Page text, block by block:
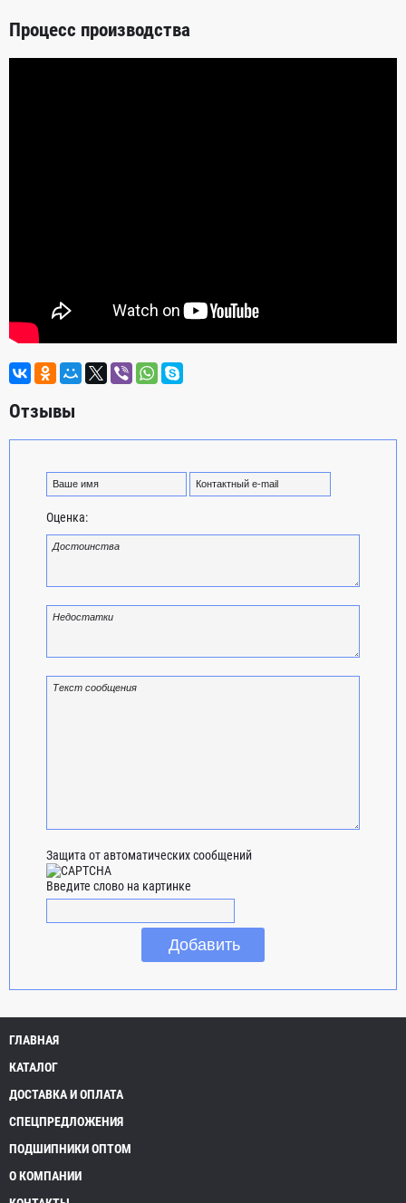
Процесс производства
Отзывы
Оценка:
Защита от автоматических сообщений
Введите слово на картинке
ГЛАВНАЯ
КАТАЛОГ
ДОСТАВКА И ОПЛАТА
СПЕЦПРЕДЛОЖЕНИЯ
ПОДШИПНИКИ ОПТОМ
О КОМПАНИИ